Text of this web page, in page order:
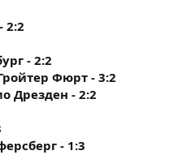
2:2
- 2:2
Фюрт - 3:2
Дрезден - 2:2
- 1:3